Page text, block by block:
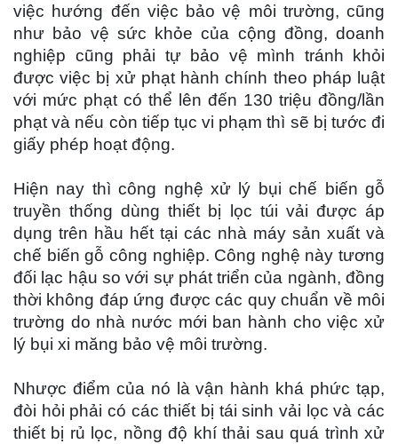
việc hướng đến việc bảo vệ môi trường, cũng
như bảo vệ sức khỏe của cộng đồng, doanh
nghiệp cũng phải tự bảo vệ mình tránh khỏi
được việc bị xử phạt hành chính theo pháp luật
với mức phạt có thể lên đến 130 triệu đồng/lần
phạt và nếu còn tiếp tục vi phạm thì sẽ bị tước đi
giấy phép hoạt động.
Hiện nay thì công nghệ xử lý bụi chế biến gỗ
truyền thống dùng thiết bị lọc túi vải được áp
dụng trên hầu hết tại các nhà máy sản xuất và
chế biến gỗ công nghiệp. Công nghệ này tương
đối lạc hậu so với sự phát triển của ngành, đồng
thời không đáp ứng được các quy chuẩn về môi
trường do nhà nước mới ban hành cho việc xử
lý bụi xi măng bảo vệ môi trường.
Nhược điểm của nó là vận hành khá phức tạp,
đòi hỏi phải có các thiết bị tái sinh vải lọc và các
thiết bị rủ lọc, nồng độ khí thải sau quá trình xử